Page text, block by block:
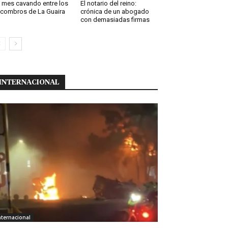
mes cavando entre los
de La Guaira
El notario del reino:
crónica de un abogado
con demasiadas firmas